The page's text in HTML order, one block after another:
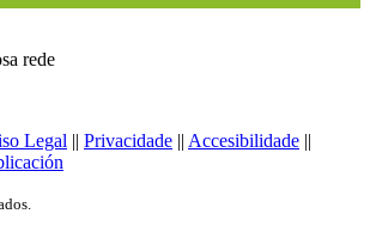
rede
Legal || Privacidade || Accesibilidade ||